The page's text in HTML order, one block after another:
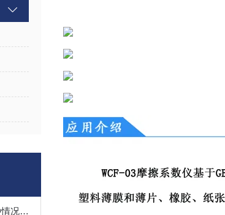
使用热封试验仪时遇到这几种情况不要慌